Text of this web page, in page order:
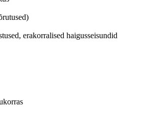
erakorralised haigusseisundid